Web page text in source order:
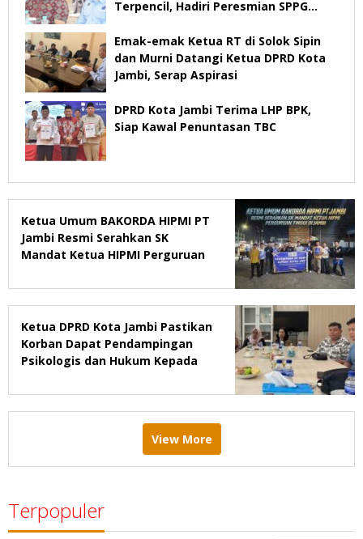
Terpencil, Hadiri Peresmian SPPG
Emak-emak Ketua RT di Solok Sipin
dan Murni Datangi Ketua DPRD Kota
Jambi, Serap Aspirasi
DPRD Kota Jambi Terima LHP BPK,
Siap Kawal Penuntasan TBC
Ketua Umum BAKORDA HIPMI PT
Jambi Resmi Serahkan SK
Mandat Ketua HIPMI Perguruan
Ketua DPRD Kota Jambi Pastikan
Korban Dapat Pendampingan
Psikologis dan Hukum Kepada
Pemerkosaan
View More
Terpopuler